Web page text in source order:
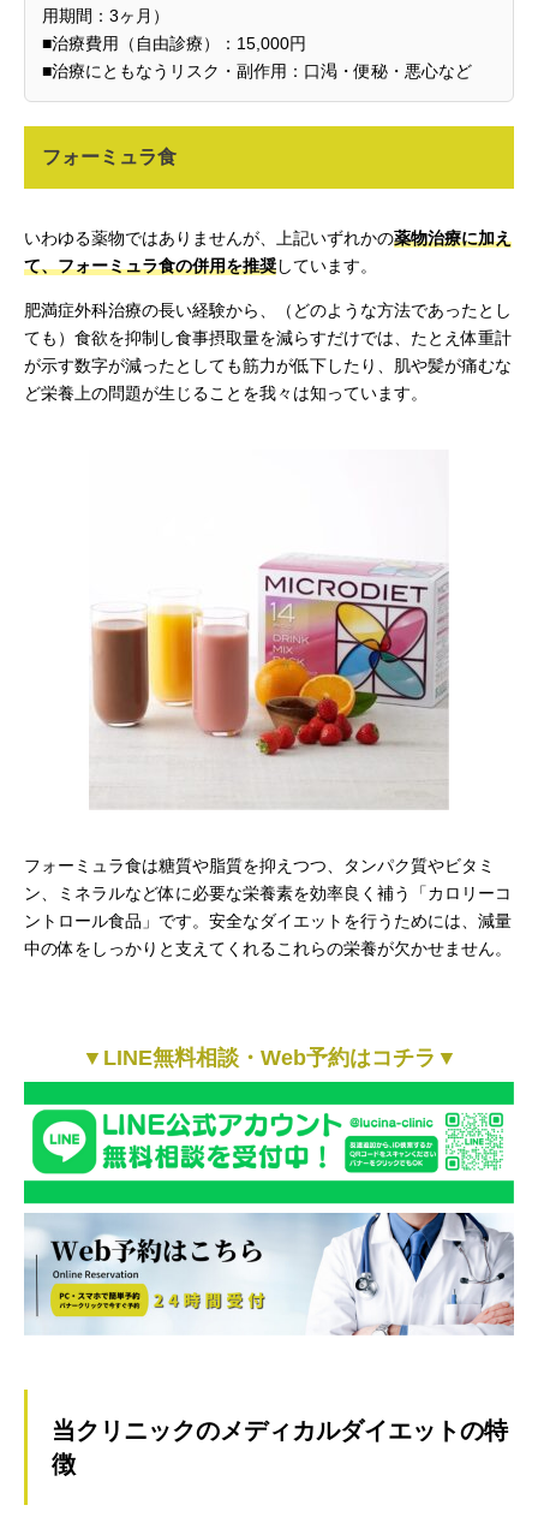
用期間：3ヶ月）
■治療費用（自由診療）：15,000円
■治療にともなうリスク・副作用：口渇・便秘・悪心など
フォーミュラ食
いわゆる薬物ではありませんが、上記いずれかの薬物治療に加え
て、フォーミュラ食の併用を推奨しています。
肥満症外科治療の長い経験から、（どのような方法であったとし
ても）食欲を抑制し食事摂取量を減らすだけでは、たとえ体重計
が示す数字が減ったとしても筋力が低下したり、肌や髪が痛むな
ど栄養上の問題が生じることを我々は知っています。
フォーミュラ食は糖質や脂質を抑えつつ、タンパク質やビタミ
ン、ミネラルなど体に必要な栄養素を効率良く補う「カロリーコ
ントロール食品」です。安全なダイエットを行うためには、減量
中の体をしっかりと支えてくれるこれらの栄養が欠かせません。
▼ LINE無料相談・Web予約はコチラ ▼
当クリニックのメディカルダイエットの特
徴